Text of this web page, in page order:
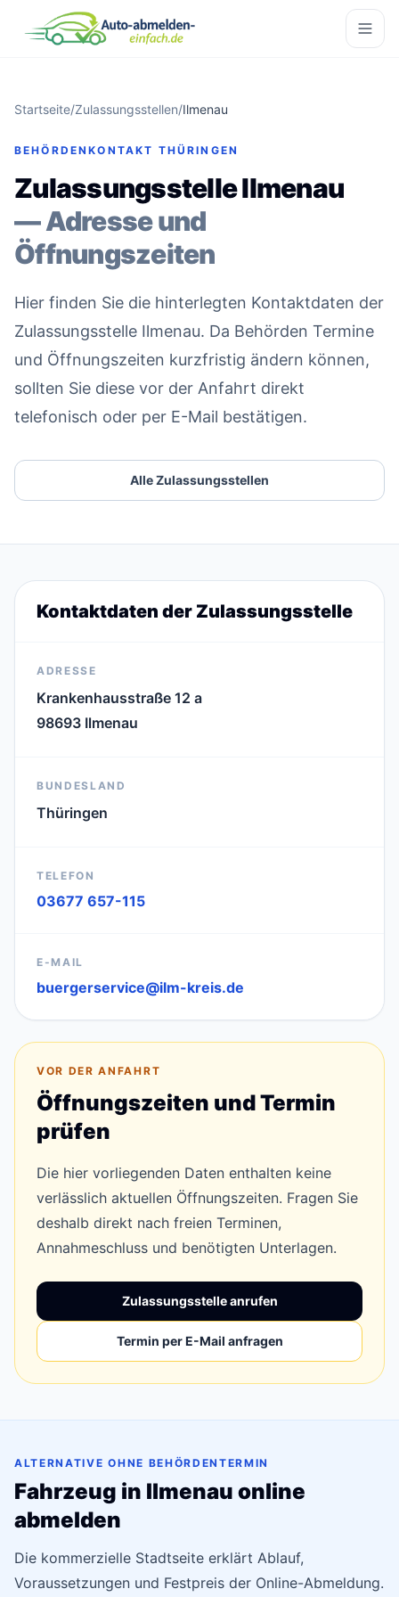
Startseite/Zulassungsstellen/Ilmenau
BEHÖRDENKONTAKT THÜRINGEN
Zulassungsstelle Ilmenau
— Adresse und
Öffnungszeiten
Hier finden Sie die hinterlegten Kontaktdaten der
Zulassungsstelle Ilmenau. Da Behörden Termine
und Öffnungszeiten kurzfristig ändern können,
sollten Sie diese vor der Anfahrt direkt
telefonisch oder per E-Mail bestätigen.
Alle Zulassungsstellen
Kontaktdaten der Zulassungsstelle
ADRESSE
Krankenhausstraße 12 a
98693 Ilmenau
BUNDESLAND
Thüringen
TELEFON
03677 657-115
E-MAIL
buergerservice@ilm-kreis.de
VOR DER ANFAHRT
Öffnungszeiten und Termin
prüfen
Die hier vorliegenden Daten enthalten keine
verlässlich aktuellen Öffnungszeiten. Fragen Sie
deshalb direkt nach freien Terminen,
Annahmeschluss und benötigten Unterlagen.
Zulassungsstelle anrufen
Termin per E-Mail anfragen
ALTERNATIVE OHNE BEHÖRDENTERMIN
Fahrzeug in Ilmenau online
abmelden
Die kommerzielle Stadtseite erklärt Ablauf,
Voraussetzungen und Festpreis der Online-Abmeldung.